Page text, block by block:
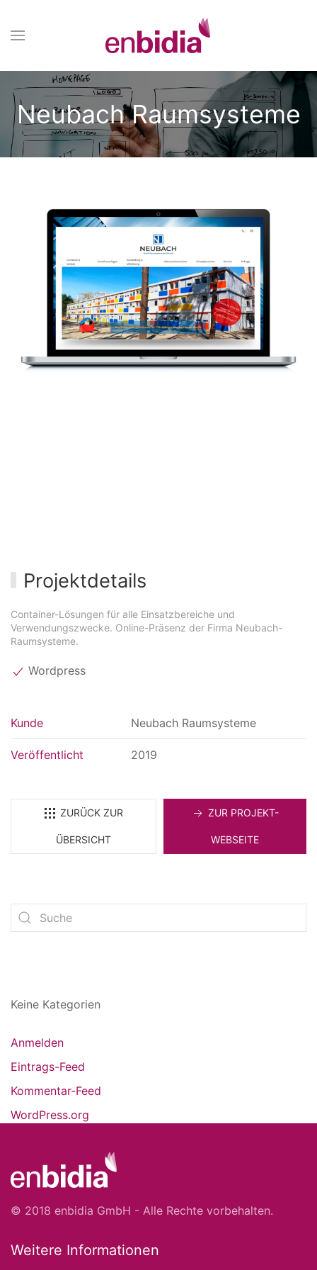
Neubach Raumsysteme
Projektdetails
Container-Lösungen für alle Einsatzbereiche und
Verwendungszwecke. Online-Präsenz der Firma Neubach-
Raumsysteme.
Wordpress
Kunde Neubach Raumsysteme
Veröffentlicht 2019
ZURÜCK ZUR
ÜBERSICHT
ZUR PROJEKT-
WEBSEITE
Keine Kategorien
Anmelden
Eintrags-Feed
Kommentar-Feed
WordPress.org
© 2018 enbidia GmbH - Alle Rechte vorbehalten.
Weitere Informationen